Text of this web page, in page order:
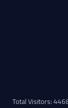
Total Visitors: